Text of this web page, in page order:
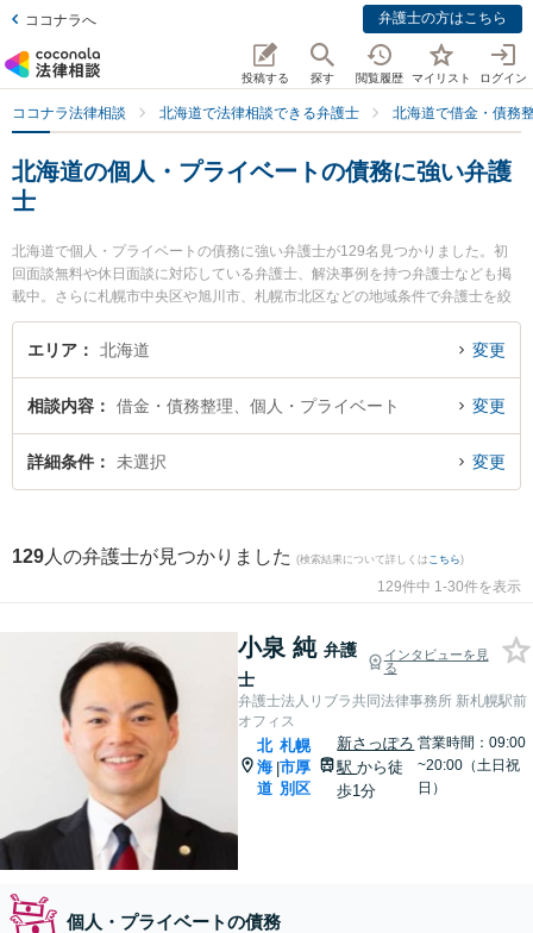
ココナラへ 弁護士の方はこちら
投稿する 探す 閲覧履歴 マイリスト ログイン
ココナラ法律相談 北海道で法律相談できる弁護士 北海道で借金・債務
北海道の個人・プライベートの債務に強い弁護
士
北海道で個人・プライベートの債務に強い弁護士が129名見つかりました。初
回面談無料や休日面談に対応している弁護士、解決事例を持つ弁護士なども掲
載中。さらに札幌市中央区や旭川市、札幌市北区などの地域条件で弁護士を絞
り込めます。借金・債務整理に関係する消費者金融の債務整理やクレジット会
社の債務整理、リボ払いの債務整理等の細かな分野での絞り込み検索もでき便
輔弁護士のプロフィール情報や弁護士費用、強みなどが注目されています。
『北海道で土日や夜間に発生した個人・プライベートの債務のトラブルを今す
ぐに弁護士に相談したい』『個人・プライベートの債務のトラブル解決の実績
エリア 北海道 変更
相談内容 借金・債務整理、個人・プライベート 変更
詳細条件 未選択 変更
129 人の弁護士が見つかりました (検索結果について詳しくは こちら)
129件中 1-30件を表示
小泉 純 弁護
士
インタビューを見
る
弁護士法人リブラ共同法律事務所 新札幌駅前
オフィス
北
海
道
|
札幌
市厚
別区
新さっぽろ
駅から徒
歩1分
営業時間：09:00
~20:00（土日祝
日）
個人・プライベートの債務